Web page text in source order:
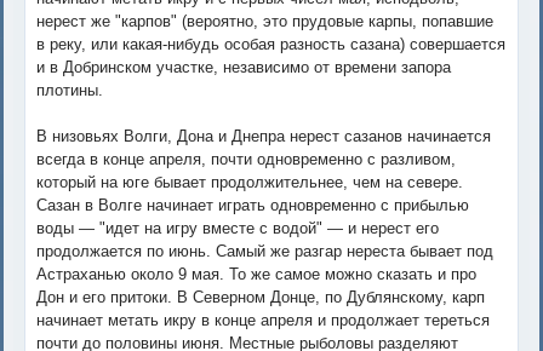
нерест же "карпов" (вероятно, это прудовые карпы, попавшие
в реку, или какая-нибудь особая разность сазана) совершается
и в Добринском участке, независимо от времени запора
плотины.
В низовьях Волги, Дона и Днепра нерест сазанов начинается
всегда в конце апреля, почти одновременно с разливом,
который на юге бывает продолжительнее, чем на севере.
Сазан в Волге начинает играть одновременно с прибылью
воды — "идет на игру вместе с водой" — и нерест его
продолжается по июнь. Самый же разгар нереста бывает под
Астраханью около 9 мая. То же самое можно сказать и про
Дон и его притоки. В Северном Донце, по Дублянскому, карп
начинает метать икру в конце апреля и продолжает тереться
почти до половины июня. Местные рыболовы разделяют